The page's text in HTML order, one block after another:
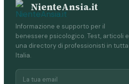
NienteAnsia.it
Informazione e supporto per il
benessere psicologico. Test, articoli e
una directory di professionisti in tutta
Italia.